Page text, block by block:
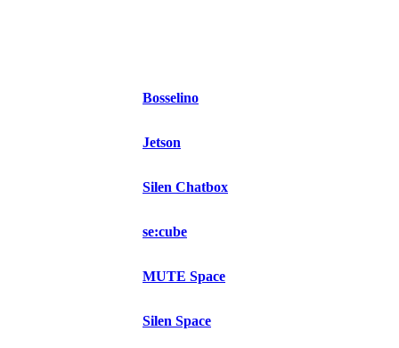
Bosselino
Jetson
Silen Chatbox
se:cube
MUTE Space
Silen Space